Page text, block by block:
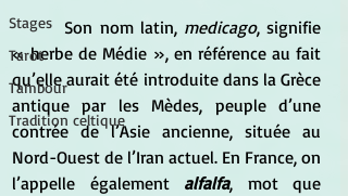
Stages
Tarot
Tambour
Tradition celtique
Son nom latin, medicago, signifie
« herbe de Médie », en référence au fait
qu’elle aurait été introduite dans la Grèce
antique par les Mèdes, peuple d’une
contrée de l’Asie ancienne, située au
Nord-Ouest de l’Iran actuel. En France, on
l’appelle également alfalfa, mot que